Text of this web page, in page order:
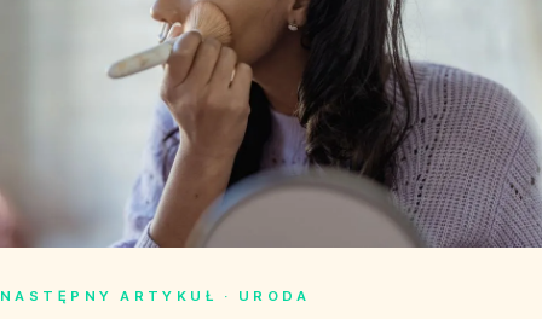
NASTĘPNY ARTYKUŁ · URODA